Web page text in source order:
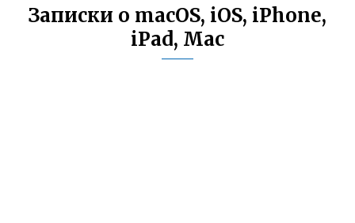
Записки о macOS, iOS, iPhone,
iPad, Mac